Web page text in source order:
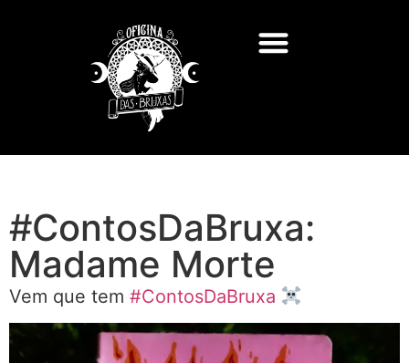
#ContosDaBruxa:
Madame Morte
Vem que tem #ContosDaBruxa